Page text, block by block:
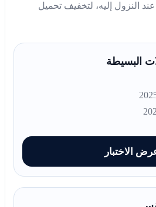
النزول إليه، لتخفيف تحميل
البسيطة
الاختبار